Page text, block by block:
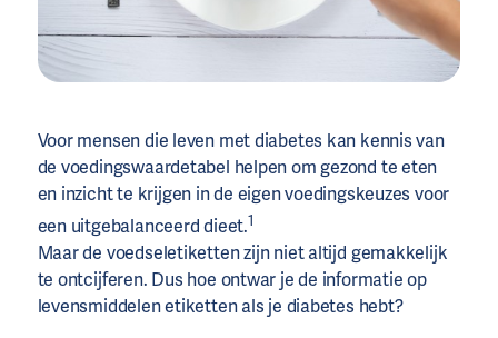
Voor mensen die leven met diabetes kan kennis van
de voedingswaardetabel helpen om gezond te eten
en inzicht te krijgen in de eigen voedingskeuzes voor
een uitgebalanceerd dieet.1
Maar de voedseletiketten zijn niet altijd gemakkelijk
te ontcijferen. Dus hoe ontwar je de informatie op
levensmiddelen etiketten als je diabetes hebt?